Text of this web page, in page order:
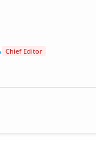
Verified Public
Chief Editor